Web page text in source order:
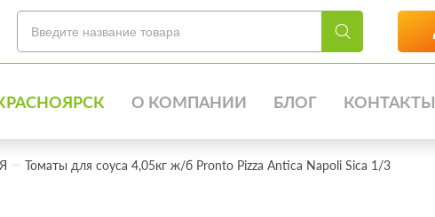
О КОМПАНИИ БЛОГ КОНТАКТЫ
Томаты для соуса 4,05кг ж/б Pronto Pizza Antica Napoli Sica 1/3